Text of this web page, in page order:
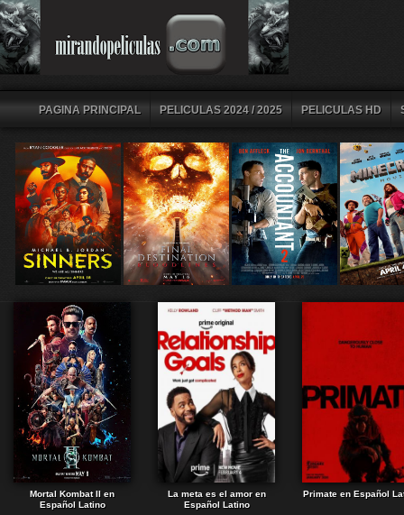
PAGINA PRINCIPAL PELICULAS 2024 / 2025 PELICULAS HD
Mortal Kombat II en
Español Latino
La meta es el amor en
Español Latino
Primate en Español